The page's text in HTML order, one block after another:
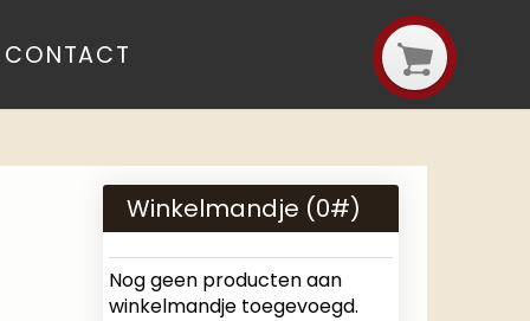
CONTACT
Winkelmandje (0#)
Nog geen producten aan
winkelmandje toegevoegd.